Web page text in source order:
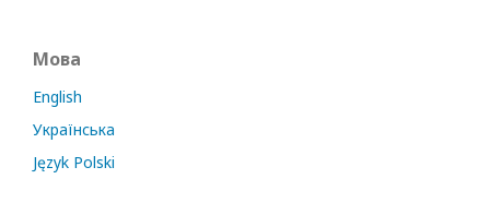
Мова
English
Українська
Język Polski